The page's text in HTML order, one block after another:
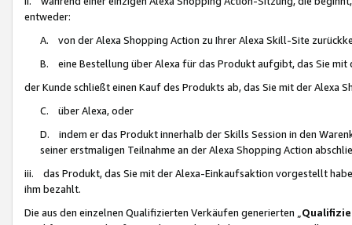
entweder:
A. von der Alexa Shopping Action zu Ihrer Alexa Skill-Site
B. eine Bestellung über Alexa für das Produkt aufgibt, das Sie mit
der Kunde schließt einen Kauf des Produkts ab, das Sie mit der Alexa
C. über Alexa, oder
D. indem er das Produkt innerhalb der Skills Session in den
seiner erstmaligen Teilnahme an der Alexa Shopping Action
iii. das Produkt, das Sie mit der Alexa-Einkaufsaktion vorgestellt
ihm bezahlt.
Die aus den einzelnen Qualifizierten Verkäufen generierten „